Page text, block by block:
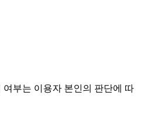
부는 이용자 본인의 판단에 따